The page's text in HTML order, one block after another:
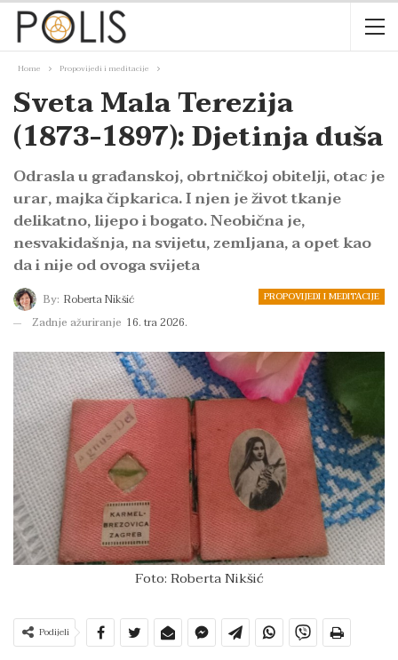
Home Propovijedi i meditacije
Sveta Mala Terezija
(1873-1897): Djetinja duša
Odrasla u građanskoj, obrtničkoj obitelji, otac je
urar, majka čipkarica. I njen je život tkanje
delikatno, lijepo i bogato. Neobična je,
nesvakidašnja, na svijetu, zemljana, a opet kao
da i nije od ovoga svijeta
PROPOVIJEDI I MEDITACIJE
By: Roberta Nikšić
Zadnje ažuriranje 16. tra 2026.
Foto: Roberta Nikšić
Podijeli